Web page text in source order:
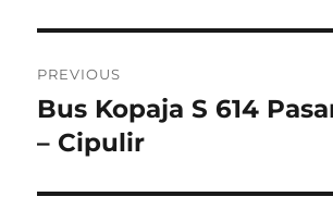
navigation
PREVIOUS
Previous
post:
Bus Kopaja S 614
– Cipulir